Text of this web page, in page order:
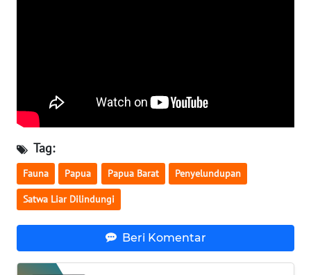
Tag:
Fauna Papua Papua Barat Penyelundupan
Satwa Liar Dilindungi
Beri Komentar
SULTRA
WN
NTB
WN
SULTENG